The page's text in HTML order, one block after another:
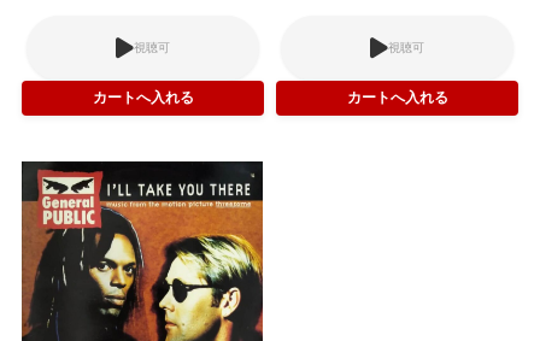
視聴可 視聴可